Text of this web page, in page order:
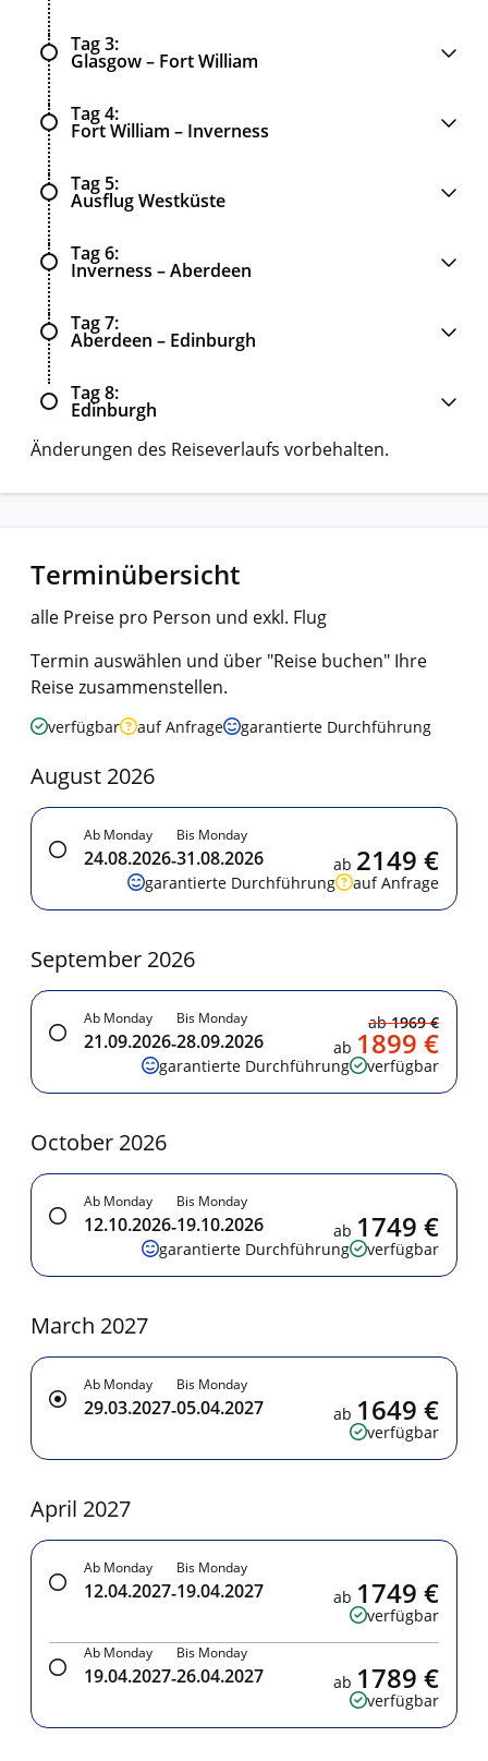
Tag 3
Glasgow – Fort William
Tag 4
Fort William – Inverness
Tag 5
Ausflug Westküste
Tag 6
Inverness – Aberdeen
Tag 7
Aberdeen – Edinburgh
Tag 8
Edinburgh
Änderungen des Reiseverlaufs vorbehalten.
Terminübersicht
alle Preise pro Person und exkl. Flug
Termin auswählen und über "Reise buchen" Ihre
Reise zusammenstellen.
verfügbar auf Anfrage garantierte Durchführung
August 2026
Ab Monday
24.08.2026-
Bis Monday
31.08.2026
garantierte Durchführung auf Anfrage
ab 2149 €
September 2026
Ab Monday
21.09.2026-
Bis Monday
28.09.2026
garantierte Durchführung verfügbar
ab1969 €
ab 1899 €
October 2026
Ab Monday
12.10.2026-
Bis Monday
19.10.2026
garantierte Durchführung verfügbar
ab 1749 €
March 2027
Ab Monday
29.03.2027-
Bis Monday
05.04.2027
verfügbar
ab 1649 €
April 2027
Ab Monday
12.04.2027-
Bis Monday
19.04.2027
verfügbar
ab 1749 €
Ab Monday
19.04.2027-
Bis Monday
26.04.2027
verfügbar
ab 1789 €